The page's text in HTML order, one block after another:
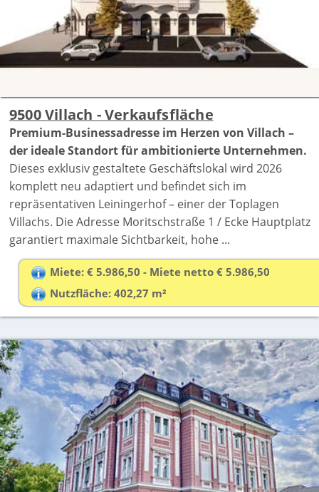
9500 Villach - Verkaufsfläche
Premium-Businessadresse im Herzen von Villach –
der ideale Standort für ambitionierte Unternehmen.
Dieses exklusiv gestaltete Geschäftslokal wird 2026
komplett neu adaptiert und befindet sich im
repräsentativen Leiningerhof – einer der Toplagen
Villachs. Die Adresse Moritschstraße 1 / Ecke Hauptplatz
garantiert maximale Sichtbarkeit, hohe ...
Miete: € 5.986,50 - Miete netto € 5.986,50
Nutzfläche: 402,27 m²